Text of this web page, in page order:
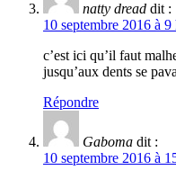
natty dread dit :
10 septembre 2016 à
c’est ici qu’il faut
jusqu’aux dents se
Répondre
Gaboma dit :
10 septembre 2016 à